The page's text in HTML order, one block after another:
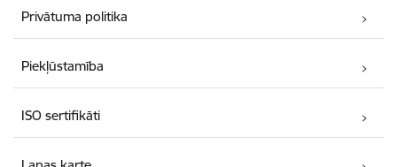
Privātuma politika
Piekļūstamība
ISO sertifikāti